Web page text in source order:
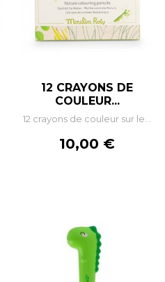
12 CRAYONS DE
COULEUR...
12 crayons de couleur sur le...
Prix
10,00 €